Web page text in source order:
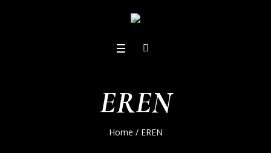
EREN
Home / EREN